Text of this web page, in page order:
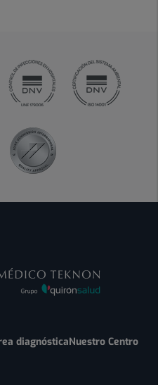
diagnósticaNuestro Centro